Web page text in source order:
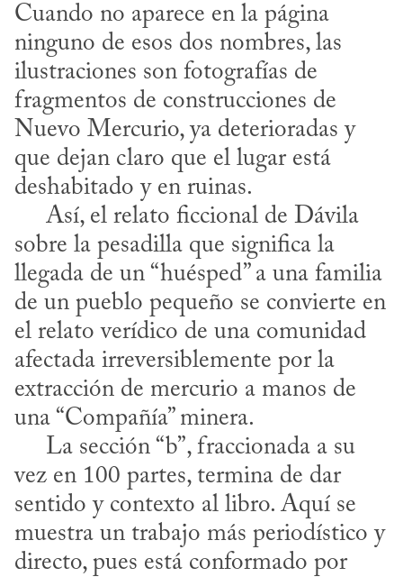
Cuando no aparece en la página
ninguno de esos dos nombres, las
ilustraciones son fotografías de
fragmentos de construcciones de
Nuevo Mercurio, ya deterioradas y
que dejan claro que el lugar está
deshabitado y en ruinas.
sobre la pesadilla que significa la
llegada de un “huésped” a una familia
de un pueblo pequeño se convierte en
el relato verídico de una comunidad
afectada irreversiblemente por la
extracción de mercurio a manos de
una “Compañía” minera.
vez en 100 partes, termina de dar
sentido y contexto al libro. Aquí se
muestra un trabajo más periodístico y
directo, pues está conformado por